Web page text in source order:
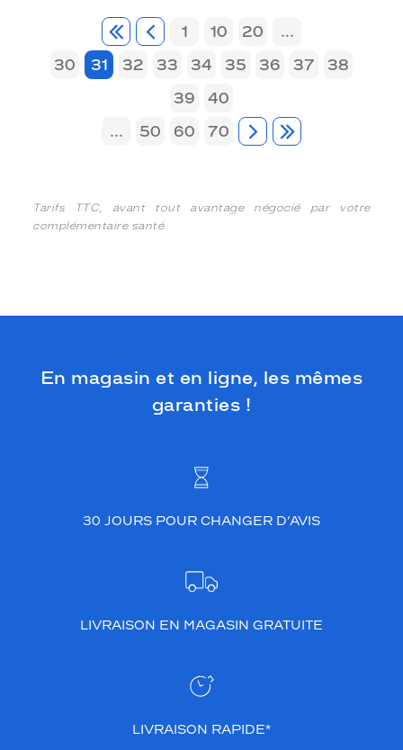
1 10 20
...
30
31 32 33 34 35 36 37
38
39
40
...
50 60 70
Tarifs TTC, avant tout avantage négocié par votre
complémentaire santé
En magasin et en ligne, les mêmes
garanties !
30 JOURS POUR CHANGER D’AVIS
LIVRAISON EN MAGASIN GRATUITE
LIVRAISON RAPIDE*